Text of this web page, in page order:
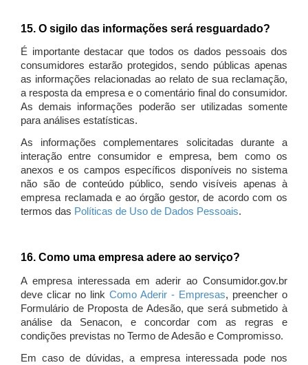
15. O sigilo das informações será resguardado?
É importante destacar que todos os dados pessoais dos
consumidores estarão protegidos, sendo públicas apenas
as informações relacionadas ao relato de sua reclamação,
a resposta da empresa e o comentário final do consumidor.
As demais informações poderão ser utilizadas somente
para análises estatísticas.
As informações complementares solicitadas durante a
interação entre consumidor e empresa, bem como os
anexos e os campos específicos disponíveis no sistema
não são de conteúdo público, sendo visíveis apenas à
empresa reclamada e ao órgão gestor, de acordo com os
termos das Políticas de Uso de Dados Pessoais.
16. Como uma empresa adere ao serviço?
A empresa interessada em aderir ao Consumidor.gov.br
deve clicar no link Como Aderir - Empresas, preencher o
Formulário de Proposta de Adesão, que será submetido à
análise da Senacon, e concordar com as regras e
condições previstas no Termo de Adesão e Compromisso.
Em caso de dúvidas, a empresa interessada pode nos